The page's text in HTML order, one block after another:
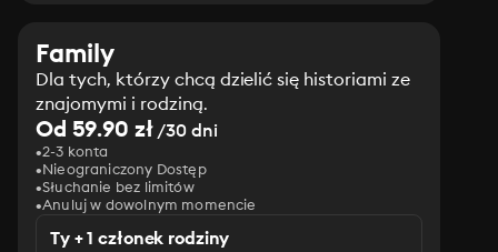
Family
Dla tych, którzy chcą dzielić się historiami ze
znajomymi i rodziną.
Od 59.90 zł/30 dni
2-3 konta
Nieograniczony Dostęp
Słuchanie bez limitów
Anuluj w dowolnym momencie
Ty + 1 członek rodziny